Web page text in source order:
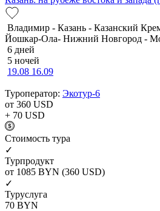
Владимир - Казань - Казанский
Йошкар-Ола- Нижний Новгород -
6 дней
5 ночей
19.08 16.09
Туроператор: Экотур-6
от 360 USD
+ 70 USD
Cтоимость тура
✓
Турпродукт
от 1085 BYN (360 USD)
✓
Туруслуга
70 BYN